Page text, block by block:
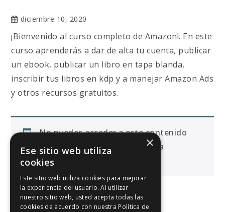
diciembre 10, 2020
¡Bienvenido al curso completo de Amazon!. En este
curso aprenderás a dar de alta tu cuenta, publicar
un ebook, publicar un libro en tapa blanda,
inscribir tus libros en kdp y a manejar Amazon Ads
y otros recursos gratuitos.
No puedes acceder a este contenido
porque no estás suscrito/a a la
membresía de Trebolarium
×
Ese sitio web utiliza
cookies
Este sitio web utiliza cookies para mejorar
la experiencia del usuario. Al utilizar
nuestro sitio web, usted acepta todas las
cookies de acuerdo con nuestra Política de